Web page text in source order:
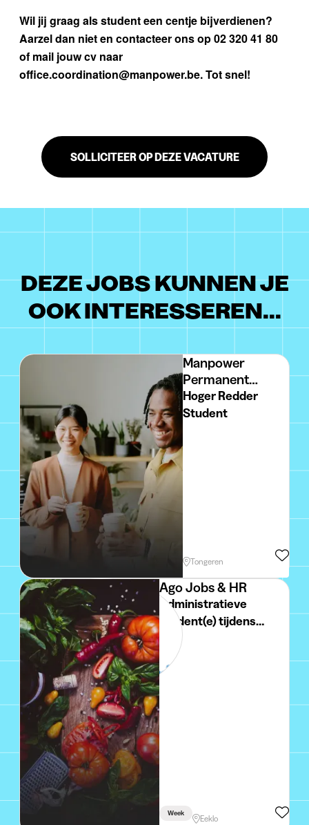
Wil jij graag als student een centje bijverdienen?
Aarzel dan niet en contacteer ons op 02 320 41 80
of mail jouw cv naar
office.coordination@manpower.be. Tot snel!
SOLLICITEER OP DEZE VACATURE
DEZE JOBS KUNNEN JE
OOK INTERESSEREN...
Manpower
Permanent
Placement
Hoger Redder
Student
Tongeren
Ago Jobs & HR
Administratieve
student(e) tijdens
zomervakantie 2026
Week
Eeklo